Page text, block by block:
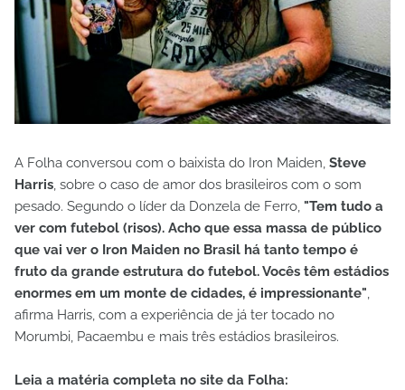
A Folha conversou com o baixista do Iron Maiden, Steve
Harris, sobre o caso de amor dos brasileiros com o som
pesado. Segundo o líder da Donzela de Ferro, "Tem tudo a
ver com futebol (risos). Acho que essa massa de público
que vai ver o Iron Maiden no Brasil há tanto tempo é
fruto da grande estrutura do futebol. Vocês têm estádios
enormes em um monte de cidades, é impressionante",
afirma Harris, com a experiência de já ter tocado no
Morumbi, Pacaembu e mais três estádios brasileiros.
Leia a matéria completa no site da Folha: